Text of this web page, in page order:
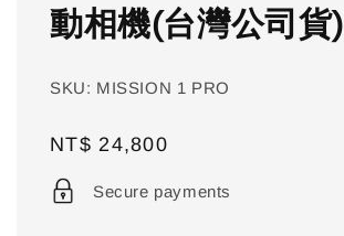
動相機(台灣公司貨)
SKU: MISSION 1 PRO
Regular
price
NT$ 24,800
Secure payments